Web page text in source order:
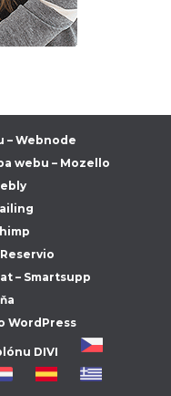
– Webnode
webu – Mozello
– Smartsupp
WordPress
DIVI